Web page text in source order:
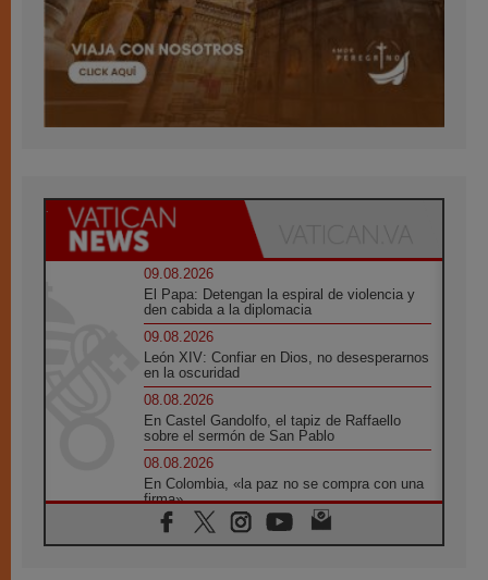
09.08.2026
El Papa: Detengan la espiral de violencia y
den cabida a la diplomacia
09.08.2026
León XIV: Confiar en Dios, no desesperarnos
en la oscuridad
08.08.2026
En Castel Gandolfo, el tapiz de Raffaello
sobre el sermón de San Pablo
08.08.2026
En Colombia, «la paz no se compra con una
firma»
08.08.2026
En Venezuela celebraron los 416 años del